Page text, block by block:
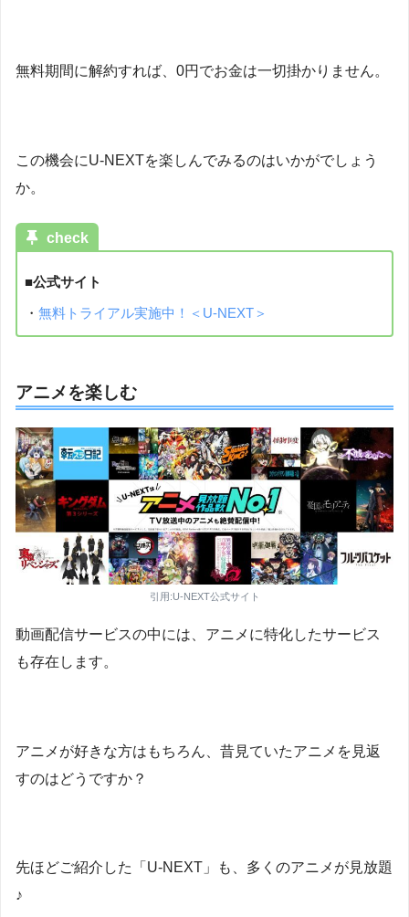
無料期間に解約すれば、0円でお金は一切掛かりません。
この機会にU-NEXTを楽しんでみるのはいかがでしょう
か。
check
■公式サイト
・ 無料トライアル実施中！＜U-NEXT＞
アニメを楽しむ
引用:U-NEXT公式サイト
動画配信サービスの中には、アニメに特化したサービス
も存在します。
アニメが好きな方はもちろん、昔見ていたアニメを見返
すのはどうですか？
先ほどご紹介した「U-NEXT」も、多くのアニメが見放題
♪